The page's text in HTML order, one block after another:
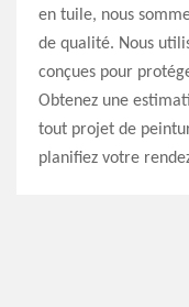
en tuile, nous
de qualité. Nous
conçues pour
Obtenez une
tout projet de
planifiez votre